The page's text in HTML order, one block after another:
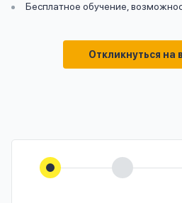
Бесплатное обучение,
Откликнуться на
вопросы